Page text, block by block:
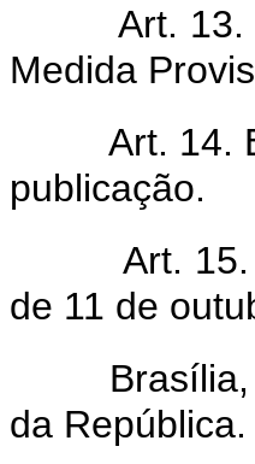
Art.
Medida
Art. 14.
publicação.
Art.
de 11 de
da República.